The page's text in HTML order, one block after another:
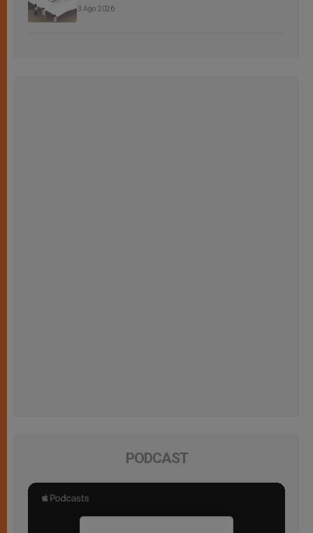
3 Ago 2026
PODCAST